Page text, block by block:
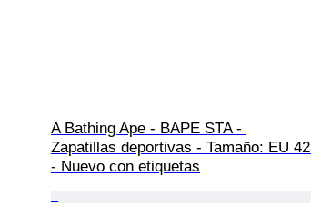
A Bathing Ape - BAPE STA -
Zapatillas deportivas - Tamaño: EU 42
- Nuevo con etiquetas